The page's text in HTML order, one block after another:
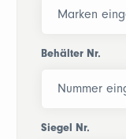
Behälter Nr.
Siegel Nr.